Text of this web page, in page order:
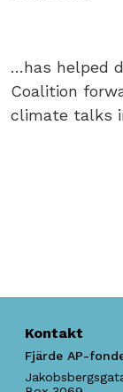
…has helped
Coalition
climate talks
Kontakt
Fjärde AP-